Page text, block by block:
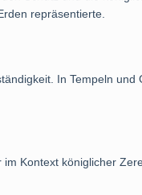
repräsentierte.
In Tempeln
Kontext königlicher